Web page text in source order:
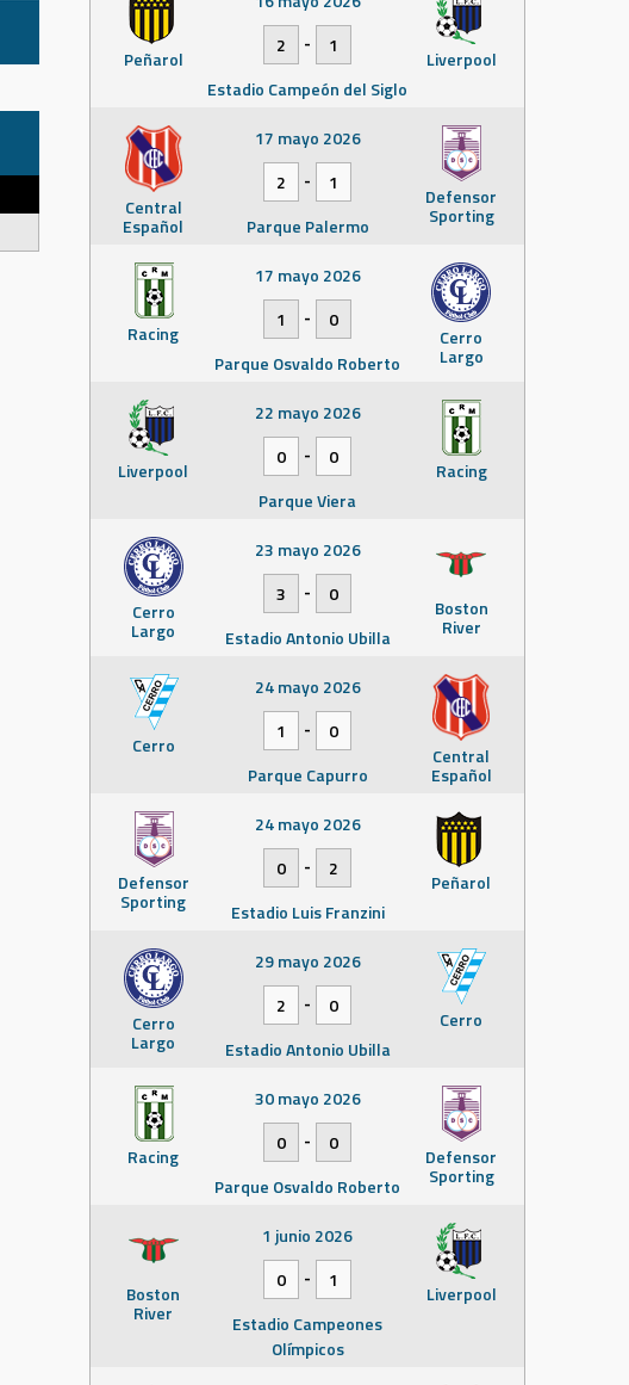
Peñarol Liverpool
2
-
1
Estadio Campeón del Siglo
Central
Español
Defensor
Sporting
17 mayo 2026
2
-
1
Parque Palermo
Racing Cerro
Largo
17 mayo 2026
1
-
0
Parque Osvaldo Roberto
Liverpool Racing
22 mayo 2026
0
-
0
Parque Viera
Cerro
Largo
Boston
River
23 mayo 2026
3
-
0
Estadio Antonio Ubilla
Cerro Central
Español
24 mayo 2026
1
-
0
Parque Capurro
Defensor
Sporting
Peñarol
24 mayo 2026
0
-
2
Estadio Luis Franzini
Cerro
Largo
Cerro
29 mayo 2026
2
-
0
Estadio Antonio Ubilla
Racing Defensor
Sporting
30 mayo 2026
0
-
0
Parque Osvaldo Roberto
Boston
River
Liverpool
1 junio 2026
0
-
1
Estadio Campeones
Olímpicos